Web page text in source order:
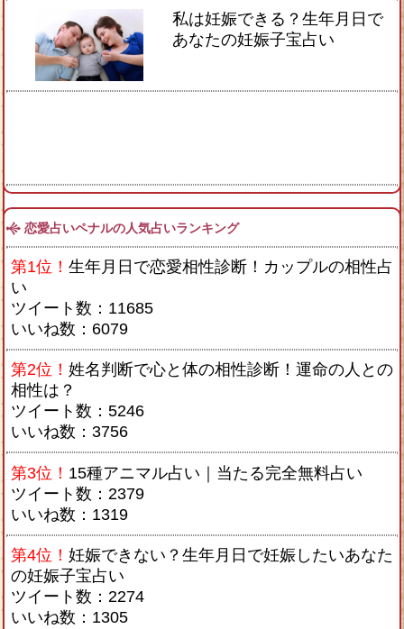
私は妊娠できる？生年月日で
あなたの妊娠子宝占い
恋愛占いペナルの人気占いランキング
第1位！ 生年月日で恋愛相性診断！カップルの相性占
い
ツイート数：11685
いいね数：6079
第2位！ 姓名判断で心と体の相性診断！運命の人との
相性は？
ツイート数：5246
いいね数：3756
第3位！ 15種アニマル占い｜当たる完全無料占い
ツイート数：2379
いいね数：1319
第4位！ 妊娠できない？生年月日で妊娠したいあなた
の妊娠子宝占い
ツイート数：2274
いいね数：1305